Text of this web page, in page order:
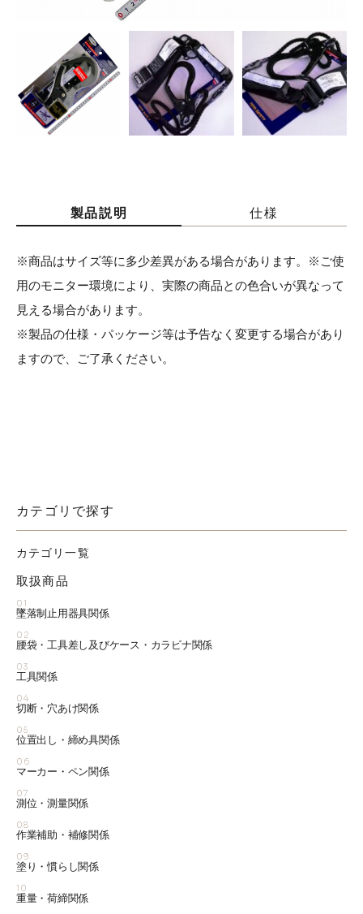
お問い合わせはこちら
製品説明 仕様
※商品はサイズ等に多少差異がある場合があります。※ご使
用のモニター環境により、実際の商品との色合いが異なって
見える場合があります。
※製品の仕様・パッケージ等は予告なく変更する場合があり
ますので、ご了承ください。
カテゴリで探す
カテゴリ一覧
取扱商品
01
墜落制止用器具関係
02
腰袋・工具差し及びケース・カラビナ関係
03
工具関係
04
切断・穴あけ関係
05
位置出し・締め具関係
06
マーカー・ペン関係
07
測位・測量関係
08
作業補助・補修関係
09
塗り・慣らし関係
10
重量・荷締関係